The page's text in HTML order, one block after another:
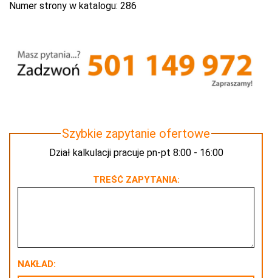
Numer strony w katalogu: 286
Szybkie zapytanie ofertowe
Dział kalkulacji pracuje pn-pt 8:00 - 16:00
TREŚĆ ZAPYTANIA:
NAKŁAD: